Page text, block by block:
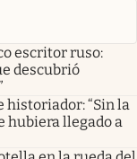
escritor ruso:
descubrió
historiador: “Sin la
hubiera llegado a